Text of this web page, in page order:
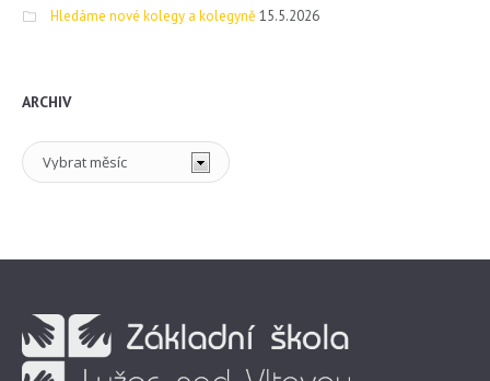
Hledáme nové kolegy a kolegyně 15.5.2026
ARCHIV
Archiv